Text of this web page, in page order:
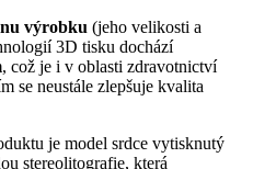
výrobku (jeho velikosti a
3D tisku dochází
, což je i v oblasti zdravotnictví
se neustále zlepšuje kvalita
je model srdce vytisknutý
stereolitografie, která